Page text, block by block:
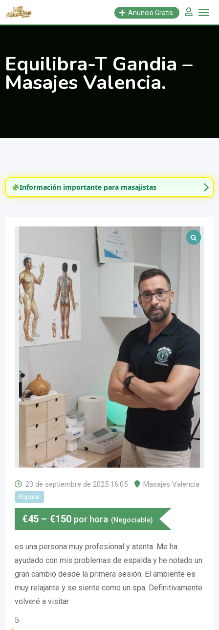
Saltar
Anuncio Gratis
Equilibra-T Gandia –
Masajes Valencia.
Información importante para masajistas
23 de septiembre de 2025 16:05 Masajes Valencia
Popular
€45 – €150 por hora (Negociable)
es una persona muy profesional y atenta. Me ha
ayudado con mis problemas de espalda y he notado un
gran cambio desde la primera sesión. El ambiente es
muy relajante y se siente como un spa. Definitivamente
volveré a visitar.
5